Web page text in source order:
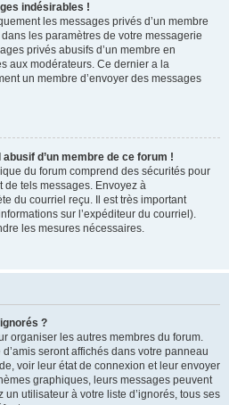
indésirables !
les messages privés d’un membre
les paramètres de votre messagerie
privés abusifs d’un membre en
aux modérateurs. Ce dernier a la
un membre d’envoyer des messages
d’un membre de ce forum !
du forum comprend des sécurités pour
tels messages. Envoyez à
du courriel reçu. Il est très important
sur l’expéditeur du courriel).
les mesures nécessaires.
?
organiser les autres membres du forum.
seront affichés dans votre panneau
voir leur état de connexion et leur envoyer
graphiques, leurs messages peuvent
utilisateur à votre liste d’ignorés, tous ses